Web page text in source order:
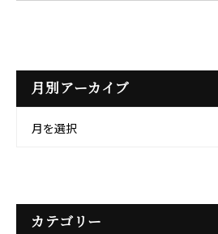
月別アーカイブ
月を選択
カテゴリー